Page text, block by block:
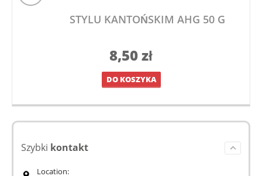
STYLU KANTOŃSKIM AHG 50 G
8,50zł
DO KOSZYKA
Szybki kontakt
Location: